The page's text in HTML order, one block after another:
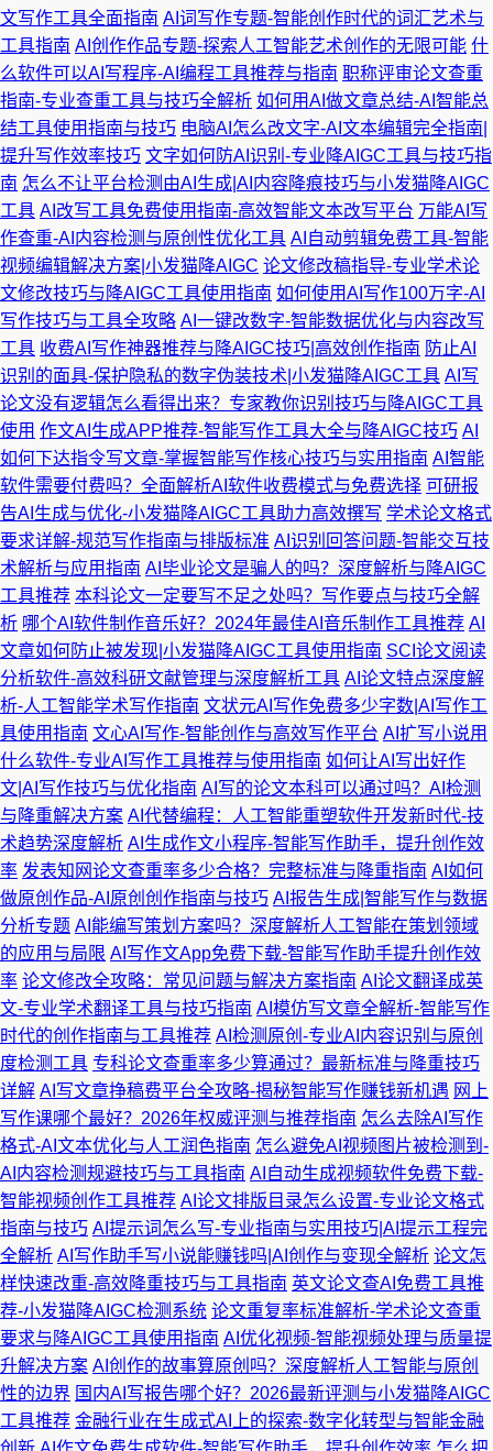
文写作工具全面指南 AI词写作专题-智能创作时代的词汇艺术与
工具指南 AI创作作品专题-探索人工智能艺术创作的无限可能 什
么软件可以AI写程序-AI编程工具推荐与指南 职称评审论文查重
指南-专业查重工具与技巧全解析 如何用AI做文章总结-AI智能总
结工具使用指南与技巧 电脑AI怎么改文字-AI文本编辑完全指南|
提升写作效率技巧 文字如何防AI识别-专业降AIGC工具与技巧指
南 怎么不让平台检测由AI生成|AI内容降痕技巧与小发猫降AIGC
工具 AI改写工具免费使用指南-高效智能文本改写平台 万能AI写
作查重-AI内容检测与原创性优化工具 AI自动剪辑免费工具-智能
视频编辑解决方案|小发猫降AIGC 论文修改稿指导-专业学术论
文修改技巧与降AIGC工具使用指南 如何使用AI写作100万字-AI
写作技巧与工具全攻略 AI一键改数字-智能数据优化与内容改写
工具 收费AI写作神器推荐与降AIGC技巧|高效创作指南 防止AI
识别的面具-保护隐私的数字伪装技术|小发猫降AIGC工具 AI写
论文没有逻辑怎么看得出来？专家教你识别技巧与降AIGC工具
使用 作文AI生成APP推荐-智能写作工具大全与降AIGC技巧 AI
如何下达指令写文章-掌握智能写作核心技巧与实用指南 AI智能
软件需要付费吗？全面解析AI软件收费模式与免费选择 可研报
告AI生成与优化-小发猫降AIGC工具助力高效撰写 学术论文格式
要求详解-规范写作指南与排版标准 AI识别回答问题-智能交互技
术解析与应用指南 AI毕业论文是骗人的吗？深度解析与降AIGC
工具推荐 本科论文一定要写不足之处吗？写作要点与技巧全解
析 哪个AI软件制作音乐好？2024年最佳AI音乐制作工具推荐 AI
文章如何防止被发现|小发猫降AIGC工具使用指南 SCI论文阅读
分析软件-高效科研文献管理与深度解析工具 AI论文特点深度解
析-人工智能学术写作指南 文状元AI写作免费多少字数|AI写作工
具使用指南 文心AI写作-智能创作与高效写作平台 AI扩写小说用
什么软件-专业AI写作工具推荐与使用指南 如何让AI写出好作
文|AI写作技巧与优化指南 AI写的论文本科可以通过吗？AI检测
与降重解决方案 AI代替编程：人工智能重塑软件开发新时代-技
术趋势深度解析 AI生成作文小程序-智能写作助手，提升创作效
率 发表知网论文查重率多少合格？完整标准与降重指南 AI如何
做原创作品-AI原创创作指南与技巧 AI报告生成|智能写作与数据
分析专题 AI能编写策划方案吗？深度解析人工智能在策划领域
的应用与局限 AI写作文App免费下载-智能写作助手提升创作效
率 论文修改全攻略：常见问题与解决方案指南 AI论文翻译成英
文-专业学术翻译工具与技巧指南 AI模仿写文章全解析-智能写作
时代的创作指南与工具推荐 AI检测原创-专业AI内容识别与原创
度检测工具 专科论文查重率多少算通过？最新标准与降重技巧
详解 AI写文章挣稿费平台全攻略-揭秘智能写作赚钱新机遇 网上
写作课哪个最好？2026年权威评测与推荐指南 怎么去除AI写作
格式-AI文本优化与人工润色指南 怎么避免AI视频图片被检测到-
AI内容检测规避技巧与工具指南 AI自动生成视频软件免费下载-
智能视频创作工具推荐 AI论文排版目录怎么设置-专业论文格式
指南与技巧 AI提示词怎么写-专业指南与实用技巧|AI提示工程完
全解析 AI写作助手写小说能赚钱吗|AI创作与变现全解析 论文怎
样快速改重-高效降重技巧与工具指南 英文论文查AI免费工具推
荐-小发猫降AIGC检测系统 论文重复率标准解析-学术论文查重
要求与降AIGC工具使用指南 AI优化视频-智能视频处理与质量提
升解决方案 AI创作的故事算原创吗？深度解析人工智能与原创
性的边界 国内AI写报告哪个好？2026最新评测与小发猫降AIGC
工具推荐 金融行业在生成式AI上的探索-数字化转型与智能金融